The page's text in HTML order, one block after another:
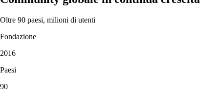
Oltre 90 paesi, milioni di utenti
Fondazione
2016
Paesi
90